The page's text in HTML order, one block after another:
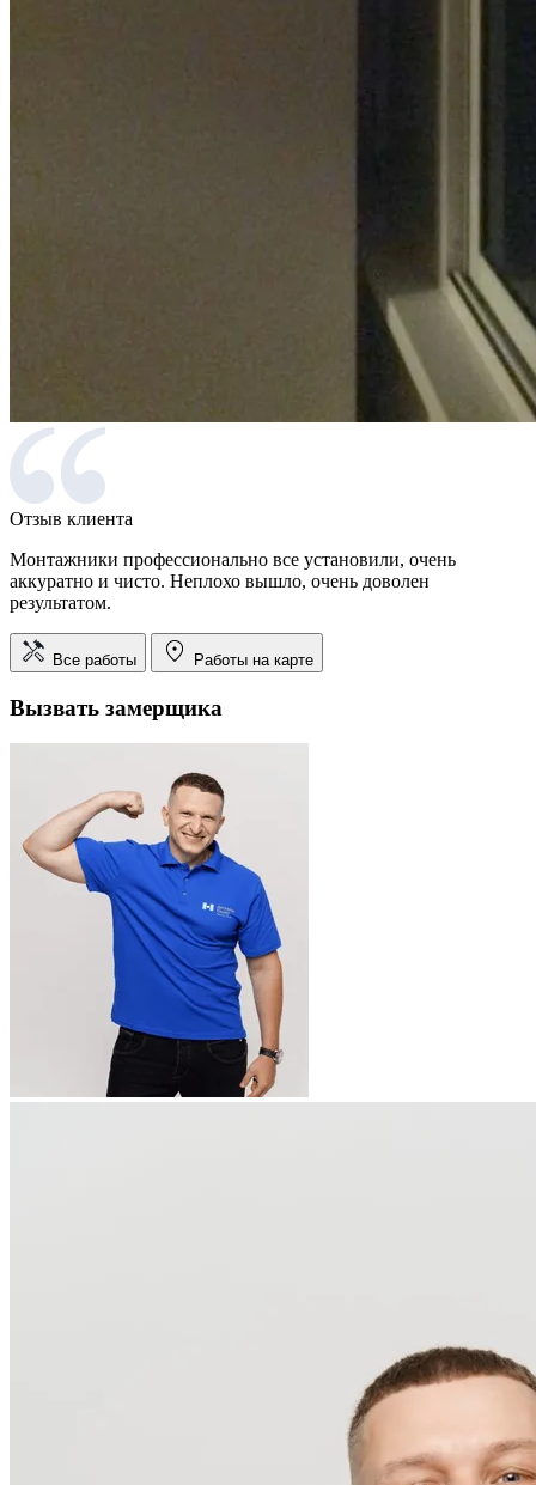
Отзыв клиента
Монтажники профессионально все установили, очень
аккуратно и чисто. Неплохо вышло, очень доволен
результатом.
Все работы Работы на карте
Вызвать замерщика